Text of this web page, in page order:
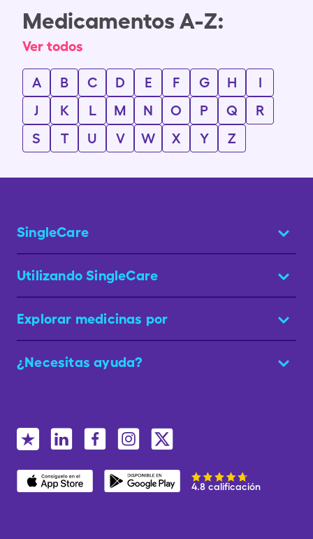
Medicamentos A-Z:
Ver todos
A B C D E F G H
I
J
K L M N O P Q
R
S
T U V W X Y Z
SingleCare
Utilizando SingleCare
Explorar medicinas por
¿Necesitas ayuda?
4.8 calificación